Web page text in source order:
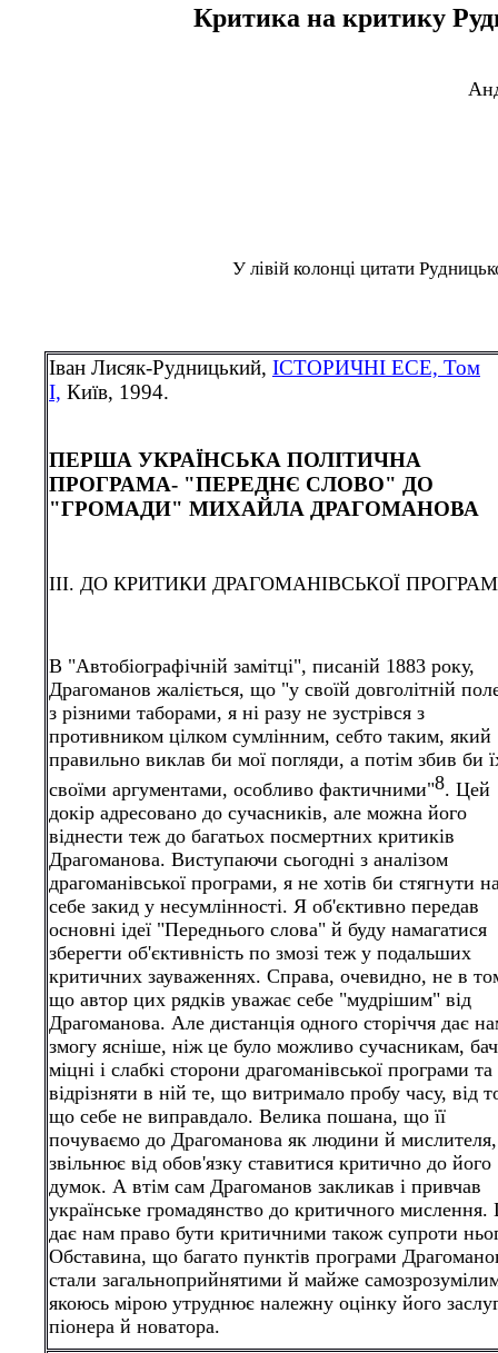
Критика на критику
У лівій колонці цитати
Іван Лисяк-Рудницький, ІСТОРИЧНІ ЕСЕ, Том
І, Київ, 1994.
ПЕРША УКРАЇНСЬКА ПОЛІТИЧНА
ПРОГРАМА- "ПЕРЕДНЄ СЛОВО" ДО
"ГРОМАДИ" МИХАЙЛА ДРАГОМАНОВА
III. ДО КРИТИКИ ДРАГОМАНІВСЬКОЇ
В "Автобіографічній замітці", писаній 1883 року,
Драгоманов жаліється, що "у своїй довголітній
з різними таборами, я ні разу не зустрівся з
противником цілком сумлінним, себто таким, який
правильно виклав би мої погляди, а потім збив би
своїми аргументами, особливо фактичними"8. Цей
докір адресовано до сучасників, але можна його
віднести теж до багатьох посмертних критиків
Драгоманова. Виступаючи сьогодні з аналізом
драгоманівської програми, я не хотів би стягнути
себе закид у несумлінності. Я об'єктивно передав
основні ідеї "Переднього слова" й буду намагатися
зберегти об'єктивність по змозі теж у подальших
критичних зауваженнях. Справа, очевидно, не в
що автор цих рядків уважає себе "мудрішим" від
Драгоманова. Але дистанція одного сторіччя дає
змогу ясніше, ніж це було можливо сучасникам,
міцні і слабкі сторони драгоманівської програми та
відрізняти в ній те, що витримало пробу часу, від
що себе не виправдало. Велика пошана, що її
почуваємо до Драгоманова як людини й
звільнює від обов'язку ставитися критично до його
думок. А втім сам Драгоманов закликав і привчав
українське громадянство до критичного мислення.
дає нам право бути критичними також супроти
Обставина, що багато пунктів програми
стали загальноприйнятими й майже
якоюсь мірою утруднює належну оцінку його
піонера й новатора.